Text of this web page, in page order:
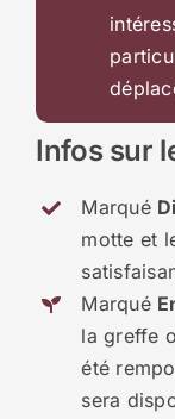
Infos sur
Marqué
motte et
Marqué
la greffe
été
sera